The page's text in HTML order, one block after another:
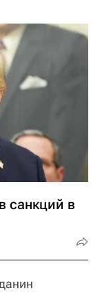
санкций в